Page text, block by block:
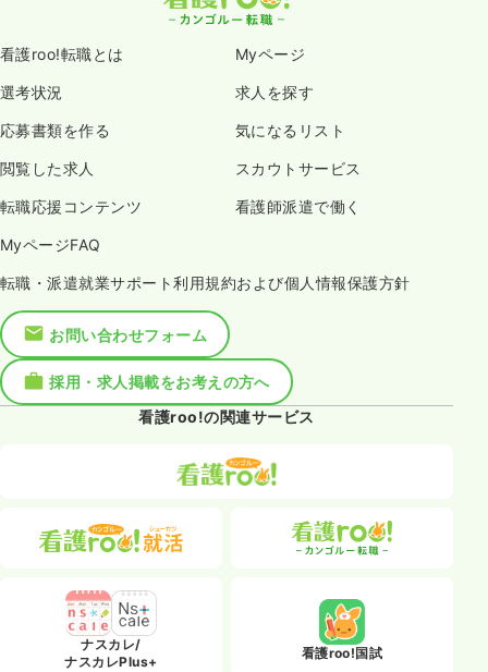
看護roo!転職とは Myページ
選考状況 求人を探す
応募書類を作る 気になるリスト
閲覧した求人 スカウトサービス
転職応援コンテンツ 看護師派遣で働く
MyページFAQ
転職・派遣就業サポート利用規約および個人情報保護方針
お問い合わせフォーム
採用・求人掲載をお考えの方へ
看護roo!の関連サービス
ナスカレ/
ナスカレPlus+
看護roo!国試